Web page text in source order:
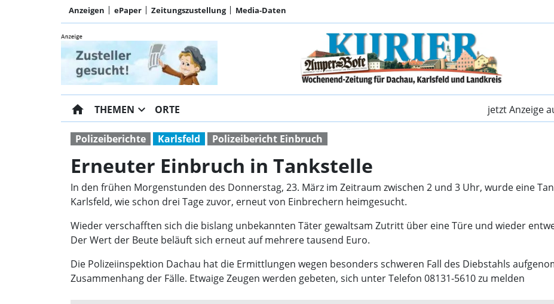
Anzeigen ePaper Zeitungszustellung Media-Daten
Erneuter Einbruch in
home THEMEN expand_more ORTE jetzt Anzeige
Polizeiberichte Karlsfeld Polizeibericht Einbruch
Erneuter Einbruch in Tankstelle
In den frühen Morgenstunden des Donnerstag, 23. März im Zeitraum zwischen 2 und 3 Uhr, wurde eine
Karlsfeld, wie schon drei Tage zuvor, erneut von Einbrechern heimgesucht.
Wieder verschafften sich die bislang unbekannten Täter gewaltsam Zutritt über eine Türe und wieder
Der Wert der Beute beläuft sich erneut auf mehrere tausend Euro.
Die Polizeiinspektion Dachau hat die Ermittlungen wegen besonders schweren Fall des Diebstahls
Zusammenhang der Fälle. Etwaige Zeugen werden gebeten, sich unter Telefon 08131-5610 zu melden